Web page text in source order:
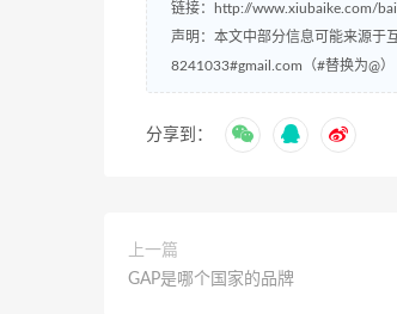
链接：
http://www.xiubaike.com/
声明：本文中部分信息可能来源于
8241033#gmail.com（#替换为@）
分享到：
上一篇
GAP是哪个国家的品牌